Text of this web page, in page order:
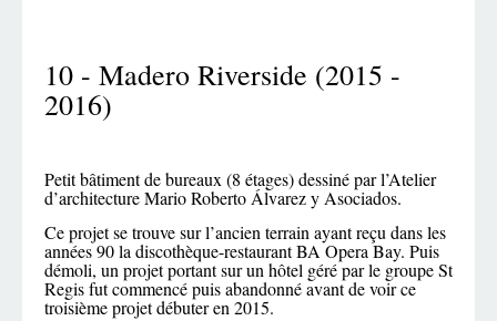
10 - Madero Riverside (2015 -
2016)
Petit bâtiment de bureaux (8 étages) dessiné par l’Atelier
d’architecture Mario Roberto Álvarez y Asociados.
Ce projet se trouve sur l’ancien terrain ayant reçu dans les
années 90 la discothèque-restaurant BA Opera Bay. Puis
démoli, un projet portant sur un hôtel géré par le groupe St
Regis fut commencé puis abandonné avant de voir ce
troisième projet débuter en 2015.